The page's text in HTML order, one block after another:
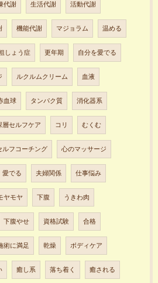
代謝 生活代謝 活動代謝
機能代謝 マジョラム 温める
しょう症 更年期 自分を愛でる
ルクルムクリーム 血液
血球 タンパク質 消化器系
層セルフケア コリ むくむ
ルフコーチング 心のマッサージ
愛でる 夫婦関係 仕事悩み
ヤモヤ 下腹 うきわ肉
下腹やせ 資格試験 合格
術に満足 乾燥 ボディケア
癒し系 落ち着く 癒される